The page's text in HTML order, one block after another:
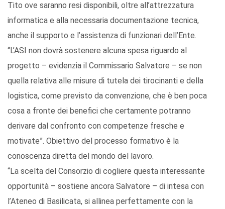
Tito ove saranno resi disponibili, oltre all’attrezzatura
informatica e alla necessaria documentazione tecnica,
anche il supporto e l’assistenza di funzionari dell’Ente.
“L’ASI non dovrà sostenere alcuna spesa riguardo al
progetto – evidenzia il Commissario Salvatore – se non
quella relativa alle misure di tutela dei tirocinanti e della
logistica, come previsto da convenzione, che è ben poca
cosa a fronte dei benefici che certamente potranno
derivare dal confronto con competenze fresche e
motivate”. Obiettivo del processo formativo è la
conoscenza diretta del mondo del lavoro.
“La scelta del Consorzio di cogliere questa interessante
opportunità – sostiene ancora Salvatore – di intesa con
l’Ateneo di Basilicata, si allinea perfettamente con la